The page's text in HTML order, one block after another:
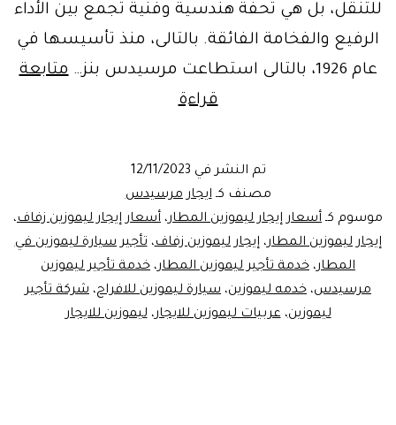
للتنقل، بل هي تحفة هندسية وفنية تجمع بين الأداء
الرفيع والفخامة الفائقة. بالتالى، منذ تأسيسها في
عام 1926، بالتالى استطاعت مرسيدس بنز…
متابعة
قراءة
في
عالم
السيارات
|
ليموزين
مرسيدس
تم النشر في 12/11/2023
مصنف كـايجار مرسيدس
موسوم كـ أسعار إيجار ليموزين المطار، أسعار إيجار ليموزين زفاف،
إيجار ليموزين المطار،إيجار ليموزين زفاف،تأجير سيارة ليموزين في
المطار، خدمة تأجير ليموزين المطار، خدمة تأجير ليموزين
مرسيدس، خدمه ليموزين، سيارة ليموزين للافراح، شركة تأجير
ليموزين،عربيات ليموزين للايجار،ليموزين للايجار